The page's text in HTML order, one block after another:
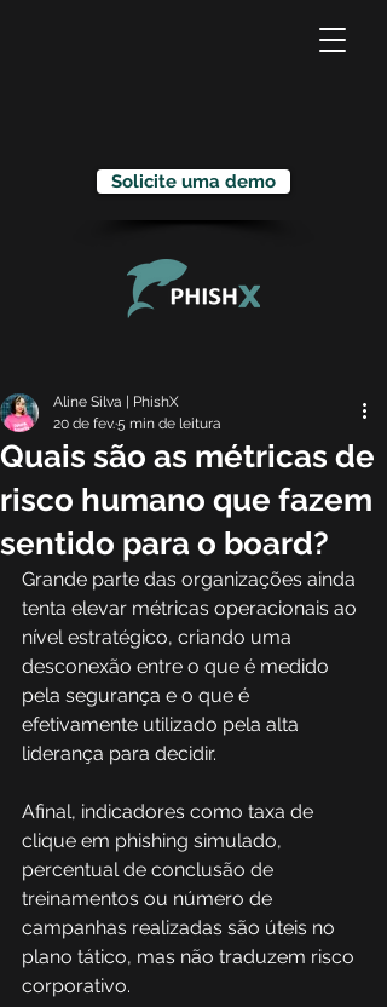
Solicite uma demo
Quais são as métricas de
risco humano que fazem
sentido para o board?
Aline Silva | PhishX
20 de fev.5 min de leitura
Grande parte das organizações ainda
tenta elevar métricas operacionais ao
nível estratégico, criando uma
desconexão entre o que é medido
pela segurança e o que é
efetivamente utilizado pela alta
liderança para decidir.
Afinal, indicadores como taxa de
clique em phishing simulado,
percentual de conclusão de
treinamentos ou número de
campanhas realizadas são úteis no
plano tático, mas não traduzem risco
corporativo.